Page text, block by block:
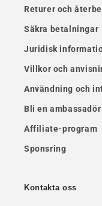
Returer och
Säkra betalningar
Juridisk
Villkor och
Användning och
Bli en ambassadör
Affiliate-program
Sponsring
Kontakta oss